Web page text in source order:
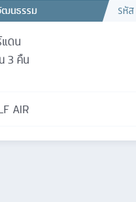
ฒนธรรม รหัส
ดน
3 คืน
AIR